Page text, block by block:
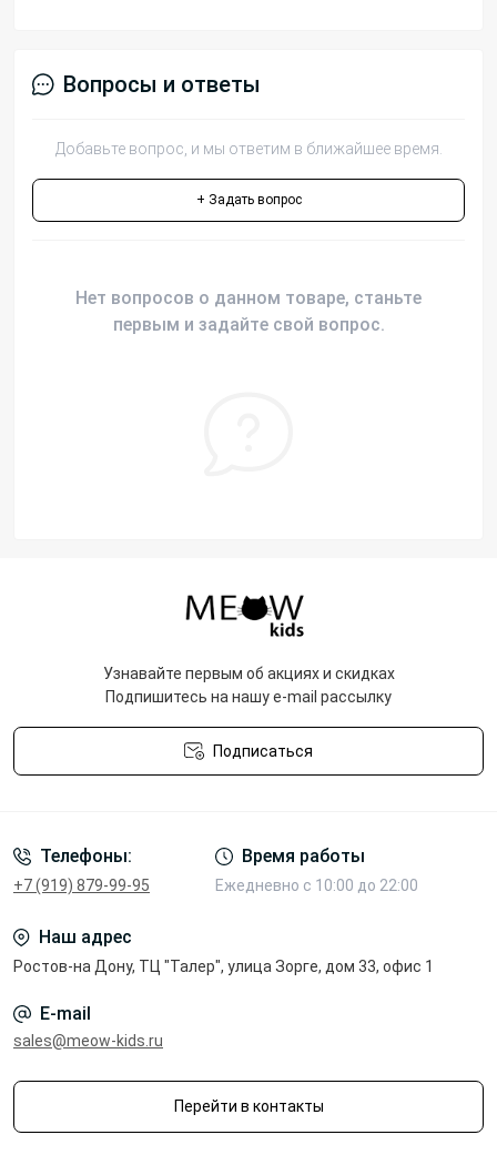
Вопросы и ответы
Добавьте вопрос, и мы ответим в ближайшее время.
+ Задать вопрос
Нет вопросов о данном товаре, станьте
первым и задайте свой вопрос.
Узнавайте первым об акциях и скидках
Подпишитесь на нашу e-mail рассылку
Подписаться
Телефоны:
+7 (919) 879-99-95
Время работы
Ежедневно с 10:00 до 22:00
Наш адрес
Ростов-на Дону, ТЦ "Талер", улица Зорге, дом 33, офис 1
E-mail
sales@meow-kids.ru
Перейти в контакты